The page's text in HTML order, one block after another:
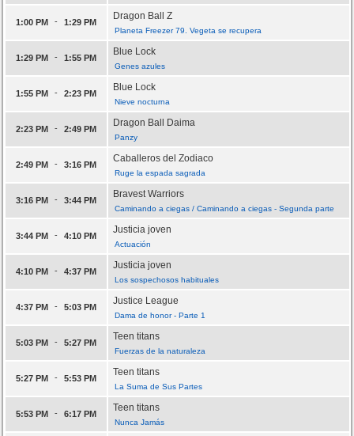
1:00 PM - 1:29 PM
Dragon Ball Z
Planeta Freezer 79. Vegeta se recupera
1:29 PM - 1:55 PM
Blue Lock
Genes azules
1:55 PM - 2:23 PM
Blue Lock
Nieve nocturna
2:23 PM - 2:49 PM
Dragon Ball Daima
Panzy
2:49 PM - 3:16 PM
Caballeros del Zodiaco
Ruge la espada sagrada
3:16 PM - 3:44 PM
Bravest Warriors
Caminando a ciegas / Caminando a ciegas - Segunda parte
3:44 PM - 4:10 PM
Justicia joven
Actuación
4:10 PM - 4:37 PM
Justicia joven
Los sospechosos habituales
4:37 PM - 5:03 PM
Justice League
Dama de honor - Parte 1
5:03 PM - 5:27 PM
Teen titans
Fuerzas de la naturaleza
5:27 PM - 5:53 PM
Teen titans
La Suma de Sus Partes
5:53 PM - 6:17 PM
Teen titans
Nunca Jamás